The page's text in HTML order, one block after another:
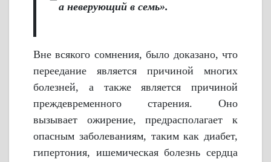
а неверующий в семь».
Вне всякого сомнения, было доказано, что
переедание является причиной многих
болезней, а также является причиной
преждевременного старения. Оно
вызывает ожирение, предрасполагает к
опасным заболеваниям, таким как диабет,
гипертония, ишемическая болезнь сердца